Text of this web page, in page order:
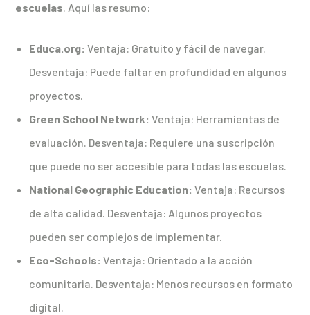
escuelas. Aquí las resumo:
Educa.org: Ventaja: Gratuito y fácil de navegar.
Desventaja: Puede faltar en profundidad en algunos
proyectos.
Green School Network: Ventaja: Herramientas de
evaluación. Desventaja: Requiere una suscripción
que puede no ser accesible para todas las escuelas.
National Geographic Education: Ventaja: Recursos
de alta calidad. Desventaja: Algunos proyectos
pueden ser complejos de implementar.
Eco-Schools: Ventaja: Orientado a la acción
comunitaria. Desventaja: Menos recursos en formato
digital.